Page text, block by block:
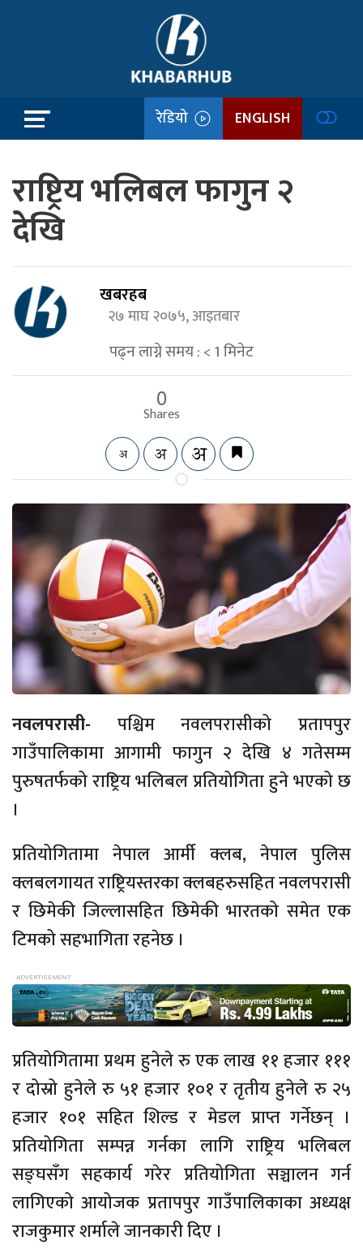
रेडियो ENGLISH
राष्ट्रिय भलिबल फागुन २
देखि
खबरहब
२७ माघ २०७५, आइतबार
पढ्न लाग्ने समय :< 1मिनेट
0
Shares
नवलपरासी- पश्चिम नवलपरासीको प्रतापपुर
गाउँपालिकामा आगामी फागुन २ देखि ४ गतेसम्म
पुरुषतर्फको राष्ट्रिय भलिबल प्रतियोगिता हुने भएको छ
।
प्रतियोगितामा नेपाल आर्मी क्लब, नेपाल पुलिस
क्लबलगायत राष्ट्रियस्तरका क्लबहरुसहित नवलपरासी
र छिमेकी जिल्लासहित छिमेकी भारतको समेत एक
टिमको सहभागिता रहनेछ ।
प्रतियोगितामा प्रथम हुनेले रु एक लाख ११ हजार १११
र दोस्रो हुनेले रु ५१ हजार १०१ र तृतीय हुनेले रु २५
हजार १०१ सहित शिल्ड र मेडल प्राप्त गर्नेछन् ।
प्रतियोगिता सम्पन्न गर्नका लागि राष्ट्रिय भलिबल
सङ्घसँग सहकार्य गरेर प्रतियोगिता सञ्चालन गर्न
लागिएको आयोजक प्रतापपुर गाउँपालिकाका अध्यक्ष
राजकुमार शर्माले जानकारी दिए ।